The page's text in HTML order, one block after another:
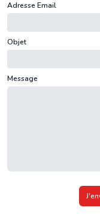
Adresse Email
Objet
Message